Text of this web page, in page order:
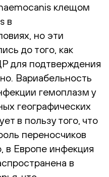
клещом
в
но эти
до того, как
для подтверждения
Вариабельность
гемоплазм у
географических
в пользу того, что
переносчиков
в Европе инфекция
в